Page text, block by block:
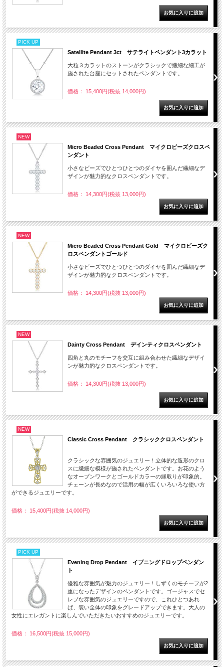
PICK UP
Satellite Pendant 3ct サテライトペンダント3カラット
大粒３カラットのストーンがクラシックで繊細な細工が
施された台座にセットされたペンダントです。
価格： 15,400円(税抜 14,000円)
NEW
Micro Beaded Cross Pendant マイクロビーズクロスペ
ンダント
小さなビーズでひとつひとつのダイヤを囲んだ繊細なデ
ザインが魅力的なクロスペンダントです。
価格： 14,300円(税抜 13,000円)
NEW
Micro Beaded Cross Pendant Gold マイクロビーズク
ロスペンダントゴールド
小さなビーズでひとつひとつのダイヤを囲んだ繊細なデ
ザインが魅力的なクロスペンダントです。
価格： 14,300円(税抜 13,000円)
NEW
Dainty Cross Pendant デインティクロスペンダント
四角と丸のモチーフを交互に組み合わせた繊細なデザイ
ンが魅力的なクロスペンダントです。
価格： 14,300円(税抜 13,000円)
NEW
Classic Cross Pendant クラシッククロスペンダント
クラシックな雰囲気のジュエリー！立体的な造形のクロ
スに繊細な模様が施されたペンダントです。お花のよう
なオープンワークとゴールドカラーの縁取りが印象的。
チェーンが長めなので活用の幅が広くいろいろな使い方
ができるジュエリーです。
価格： 15,400円(税抜 14,000円)
PICK UP
Evening Drop Pendant イブニングドロップペンダン
ト
優雅な雰囲気が魅力のジュエリー！しずくのモチーフが2
重になったデザインのペンダントです。ゴージャスでセ
レブな雰囲気のジュエリーですので、これひとつあれ
ば、装い全体の印象をグレードアップできます。大人の
女性にエレガントに楽しんでいただきたいおすすめのジュエリーです。
価格： 16,500円(税抜 15,000円)